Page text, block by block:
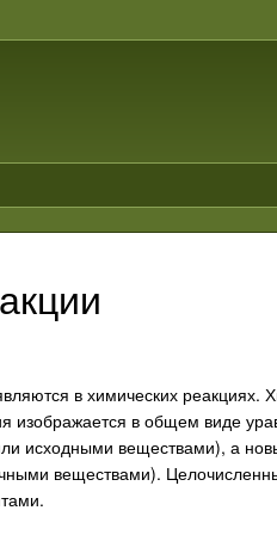
в химических
изображается в общем виде
исходными веществами), а
веществами).